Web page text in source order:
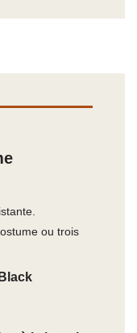
ou trois
Black